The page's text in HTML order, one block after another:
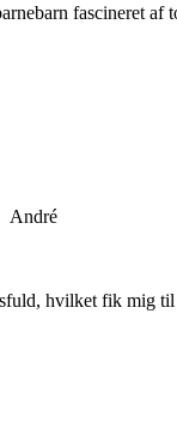
fascineret
André
hvilket fik mig